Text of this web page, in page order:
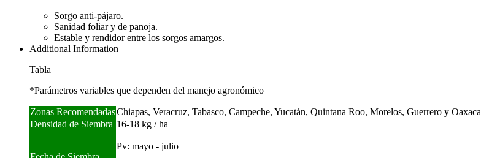
Sorgo anti-pájaro.
Sanidad foliar y de panoja.
Estable y rendidor entre los sorgos amargos.
Additional Information
Tabla
*Parámetros variables que dependen del manejo agronómico
Zonas RecomendadasChiapas, Veracruz, Tabasco, Campeche, Yucatán, Quintana Roo, Morelos, Guerrero y Oaxaca
Densidad de Siembra 16-18 kg / ha
Pv: mayo - julio